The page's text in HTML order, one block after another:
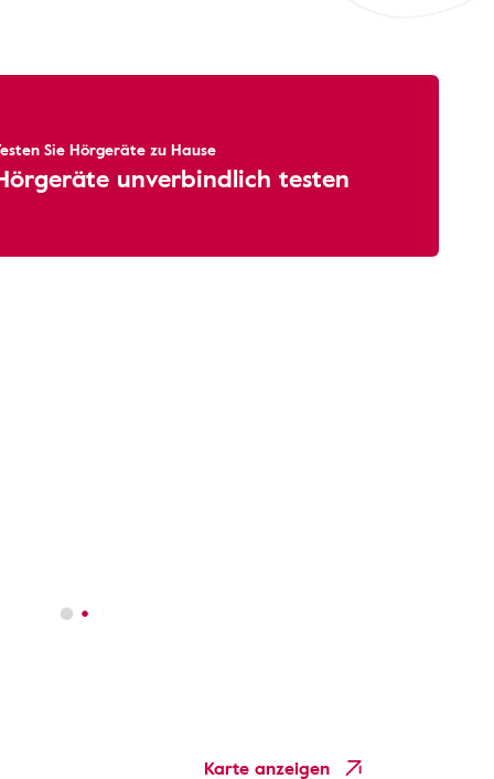
Sie Hörgeräte zu Hause
unverbindlich testen
Karte anzeigen